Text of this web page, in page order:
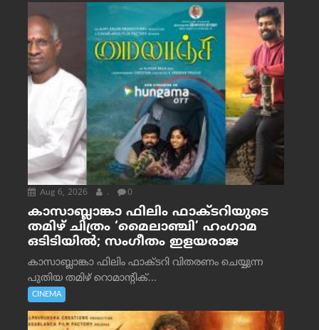
Aug 6, 2026 . 0
കാസാബ്ലാങ്കാ ഫിലിം ഫാക്ടറിയുടെ
തമിഴ് ചിത്രം ‘മൈലാഞ്ചി’ ഹംഗാമ
ഒടിടിയിൽ; സംഗീതം ഇളയരാജ
കാസാബ്ലാങ്കാ ഫിലിം ഫാക്ടറി വിതരണം ചെയ്യുന്ന
പുതിയ തമിഴ് റൊമാന്റിക്...
CINEMA